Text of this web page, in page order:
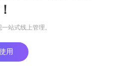
站式线上管理。
用